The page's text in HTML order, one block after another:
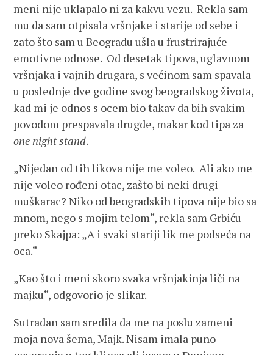
meni nije uklapalo ni za kakvu vezu. Rekla sam
mu da sam otpisala vršnjake i starije od sebe i
zato što sam u Beogradu ušla u frustrirajuće
emotivne odnose. Od desetak tipova, uglavnom
vršnjaka i vajnih drugara, s većinom sam spavala
u poslednje dve godine svog beogradskog života,
kad mi je odnos s ocem bio takav da bih svakim
povodom prespavala drugde, makar kod tipa za
one night stand.
„Nijedan od tih likova nije me voleo. Ali ako me
nije voleo rođeni otac, zašto bi neki drugi
muškarac? Niko od beogradskih tipova nije bio sa
mnom, nego s mojim telom“, rekla sam Grbiću
preko Skajpa: „A i svaki stariji lik me podseća na
oca.“
„Kao što i meni skoro svaka vršnjakinja liči na
majku“, odgovorio je slikar.
Sutradan sam sredila da me na poslu zameni
moja nova šema, Majk. Nisam imala puno